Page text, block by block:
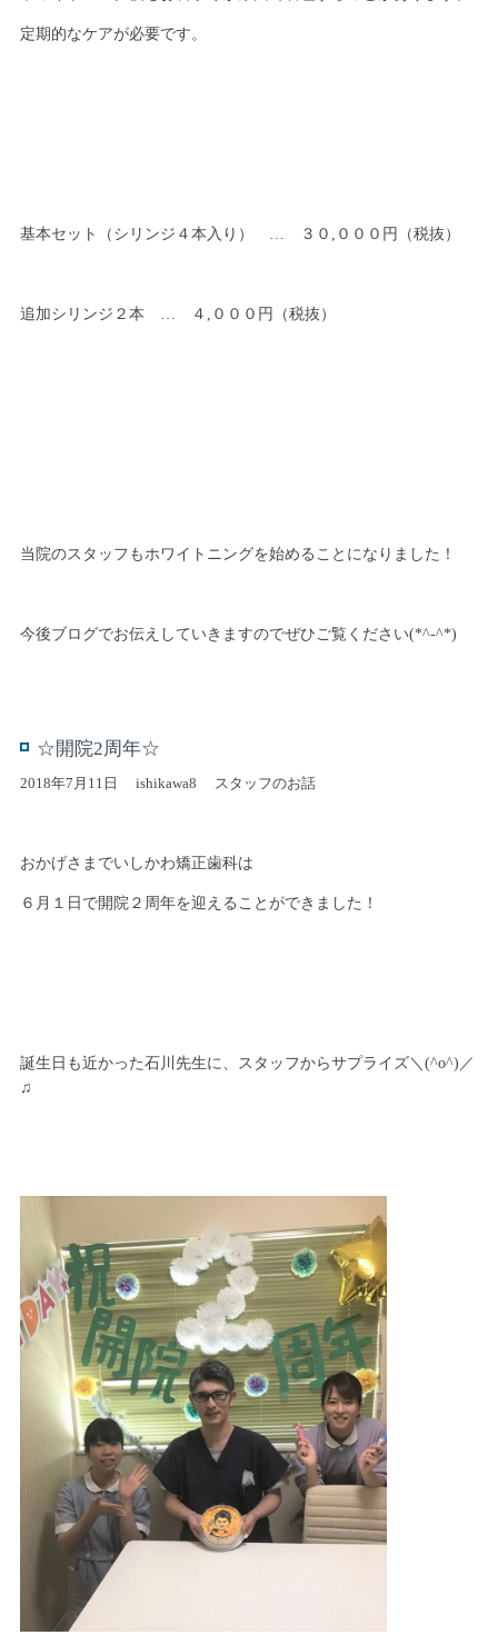
定期的なケアが必要です。
基本セット（シリンジ４本入り） … ３０,０００円（税抜）
追加シリンジ２本 … ４,０００円（税抜）
当院のスタッフもホワイトニングを始めることになりました！
今後ブログでお伝えしていきますのでぜひご覧ください(*^-^*)
☆開院2周年☆
2018年7月11日 ishikawa8 スタッフのお話
おかげさまでいしかわ矯正歯科は
６月１日で開院２周年を迎えることができました！
誕生日も近かった石川先生に、スタッフからサプライズ＼(^o^)／
♫